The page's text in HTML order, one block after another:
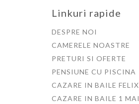
Linkuri rapide
DESPRE NOI
CAMERELE NOASTRE
PRETURI SI OFERTE
PENSIUNE CU PISCINA
CAZARE IN BAILE FELIX
CAZARE IN BAILE 1 MAI